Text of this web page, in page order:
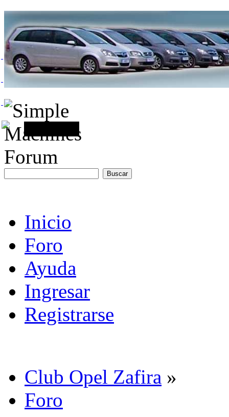
Inicio
Foro
Ayuda
Ingresar
Registrarse
Club Opel Zafira »
Foro